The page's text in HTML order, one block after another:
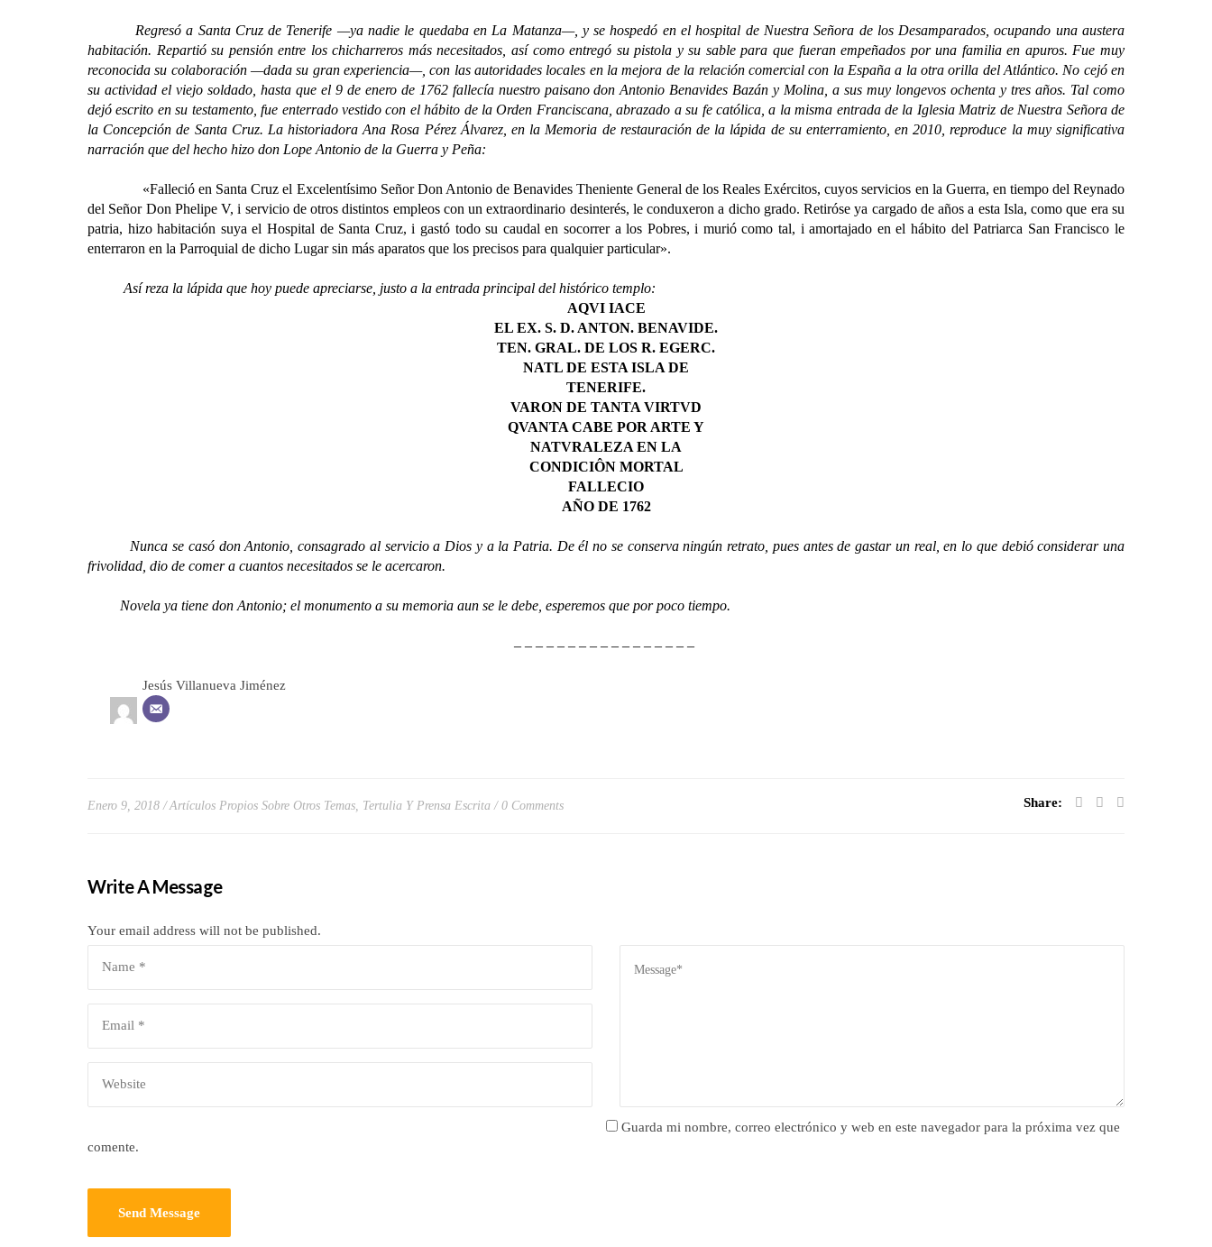
Regresó a Santa Cruz de Tenerife —ya nadie le quedaba en La Matanza—, y se hospedó en el hospital de Nuestra Señora de los Desamparados, ocupando una austera
habitación. Repartió su pensión entre los chicharreros más necesitados, así como entregó su pistola y su sable para que fueran empeñados por una familia en apuros. Fue muy
reconocida su colaboración —dada su gran experiencia—, con las autoridades locales en la mejora de la relación comercial con la España a la otra orilla del Atlántico. No cejó en
su actividad el viejo soldado, hasta que el 9 de enero de 1762 fallecía nuestro paisano don Antonio Benavides Bazán y Molina, a sus muy longevos ochenta y tres años. Tal como
dejó escrito en su testamento, fue enterrado vestido con el hábito de la Orden Franciscana, abrazado a su fe católica, a la misma entrada de la Iglesia Matriz de Nuestra Señora de
la Concepción de Santa Cruz. La historiadora Ana Rosa Pérez Álvarez, en la Memoria de restauración de la lápida de su enterramiento, en 2010, reproduce la muy significativa
narración que del hecho hizo don Lope Antonio de la Guerra y Peña:
«Falleció en Santa Cruz el Excelentísimo Señor Don Antonio de Benavides Theniente General de los Reales Exércitos, cuyos servicios en la Guerra, en tiempo del Reynado
del Señor Don Phelipe V, i servicio de otros distintos empleos con un extraordinario desinterés, le conduxeron a dicho grado. Retiróse ya cargado de años a esta Isla, como que era su
patria, hizo habitación suya el Hospital de Santa Cruz, i gastó todo su caudal en socorrer a los Pobres, i murió como tal, i amortajado en el hábito del Patriarca San Francisco le
enterraron en la Parroquial de dicho Lugar sin más aparatos que los precisos para qualquier particular».
Así reza la lápida que hoy puede apreciarse, justo a la entrada principal del histórico templo:
AQVI IACE
EL EX. S. D. ANTON. BENAVIDE.
TEN. GRAL. DE LOS R. EGERC.
NATL DE ESTA ISLA DE
TENERIFE.
VARON DE TANTA VIRTVD
QVANTA CABE POR ARTE Y
NATVRALEZA EN LA
CONDICIÔN MORTAL
FALLECIO
AÑO DE 1762
Nunca se casó don Antonio, consagrado al servicio a Dios y a la Patria. De él no se conserva ningún retrato, pues antes de gastar un real, en lo que debió considerar una
frivolidad, dio de comer a cuantos necesitados se le acercaron.
Novela ya tiene don Antonio; el monumento a su memoria aun se le debe, esperemos que por poco tiempo.
– – – – – – – – – – – – – – – – –
Jesús Villanueva Jiménez
Enero 9, 2018 Artículos Propios Sobre Otros Temas Tertulia Y Prensa Escrita 0 Comments Share:
Write A Message
Your email address will not be published.
Guarda mi nombre, correo electrónico y web en este navegador para la próxima vez que
comente.